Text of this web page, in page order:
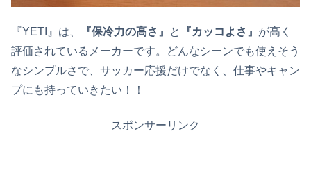
『YETI』は、 『保冷力の高さ』 と 『カッコよさ』 が高く
評価されているメーカーです。どんなシーンでも使えそう
なシンプルさで、サッカー応援だけでなく、仕事やキャン
プにも持っていきたい！！
スポンサーリンク